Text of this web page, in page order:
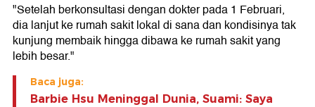
"Setelah berkonsultasi dengan dokter pada 1 Februari,
dia lanjut ke rumah sakit lokal di sana dan kondisinya tak
kunjung membaik hingga dibawa ke rumah sakit yang
lebih besar."
Baca juga:
Barbie Hsu Meninggal Dunia, Suami: Saya